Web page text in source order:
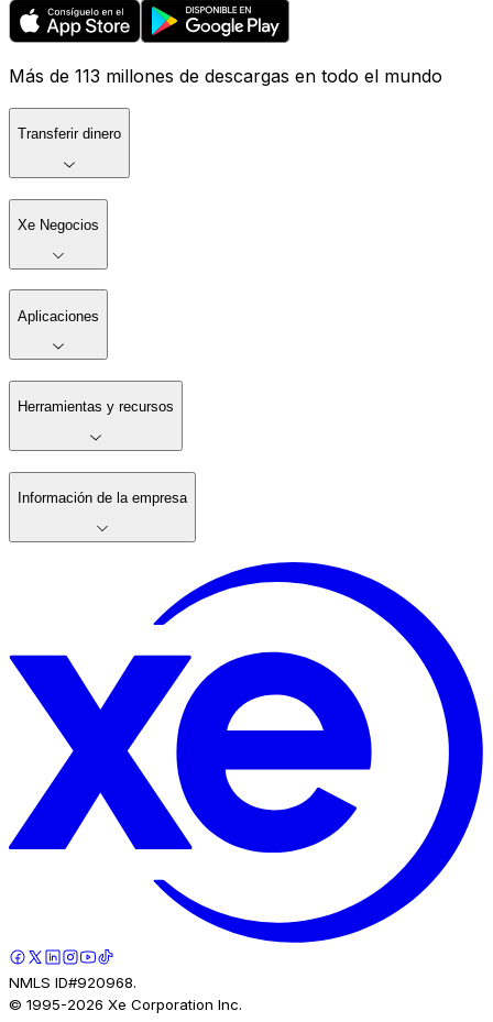
Más de 113 millones de descargas en todo el mundo
Transferir dinero
Xe Negocios
Aplicaciones
Herramientas y recursos
Información de la empresa
NMLS ID#920968.
© 1995-2026 Xe Corporation Inc.